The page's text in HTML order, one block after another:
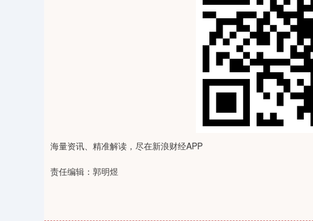
海量资讯、精准解读，尽在新浪财经APP
责任编辑：郭明煜